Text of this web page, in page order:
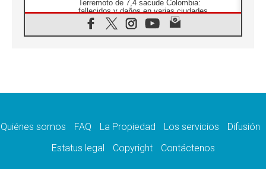
Terremoto de 7,4 sacude Colombia:
fallecidos y daños en varias ciudades
10.08.2026
Ébola en RD Congo: Alarma de la UNICEF
10.08.2026
10.08.2026
solos frente a la violencia de los colonos
Quiénes somos FAQ La Propiedad Los servicios
Difusión
Estatus legal
Copyright Contáctenos